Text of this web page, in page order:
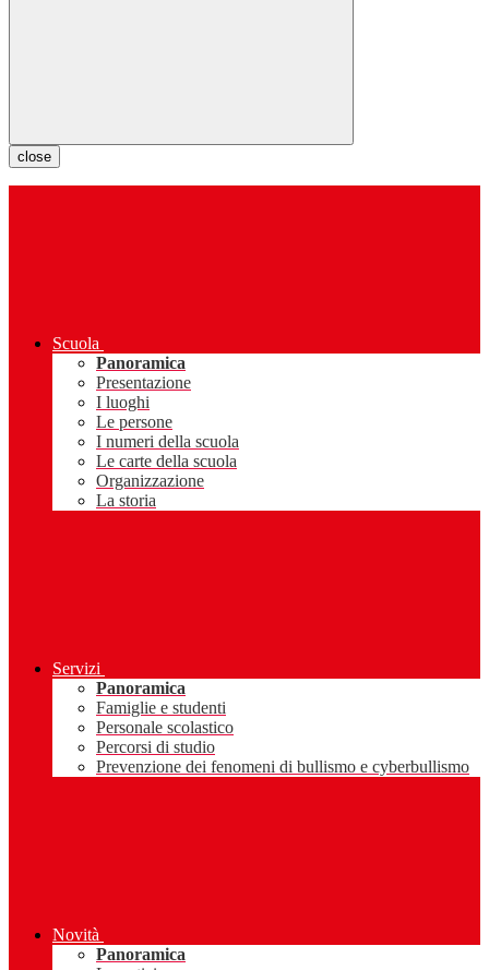
close
Scuola
Panoramica
Presentazione
I luoghi
Le persone
I numeri della scuola
Le carte della scuola
Organizzazione
La storia
Servizi
Panoramica
Famiglie e studenti
Personale scolastico
Percorsi di studio
Prevenzione dei fenomeni di bullismo e cyberbullismo
Novità
Panoramica